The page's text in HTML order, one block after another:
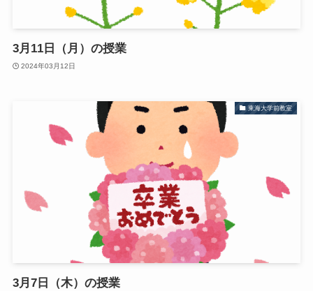
3月11日（月）の授業
2024年03月12日
東海大学前教室
3月7日（木）の授業